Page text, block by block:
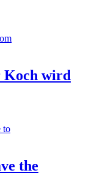
Koch wird
the